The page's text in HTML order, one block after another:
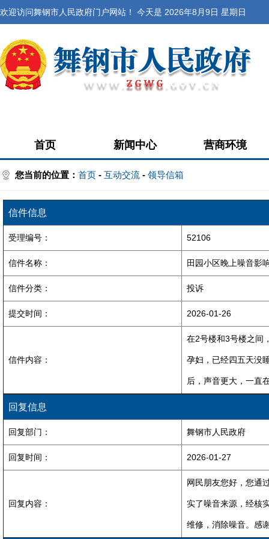
欢迎访问舞钢市人民政府门户网站！ 今天是 2026年8月9日 星期日
首页 新闻中心 营商环境
您当前的位置： 首页 - 互动交流 - 领导信箱
信件信息
受理编号： 52106
信件名称： 田园小区晚上噪音影
信件分类： 投诉
提交时间： 2026-01-26
信件内容：
在2号楼和3号楼之间
孕妇，已经四五天没
后，声音更大，一直
回复信息
回复部门： 舞钢市人民政府
回复时间： 2026-01-27
回复内容：
网民朋友您好，您通
实了噪音来源，经核
维修，消除噪音。感